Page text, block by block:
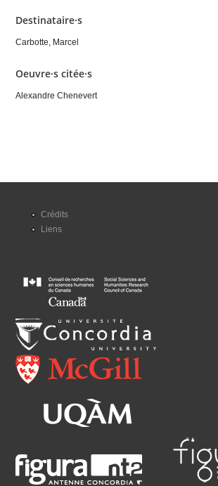
Destinataire·s
Carbotte, Marcel
Oeuvre·s citée·s
Alexandre Chenevert
Crédits
Liens